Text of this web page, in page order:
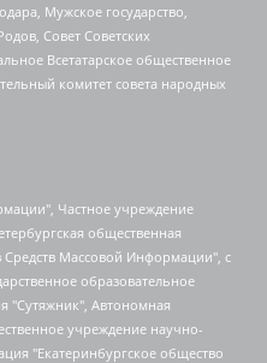
Мужское государство,
Совет Советских
Всетатарское общественное
комитет совета народных
Леонид Яковлевич, Кагарлицкий Борис Юльевич, Климарев Михаил Валерьевич, Милов Владимир Станиславович, Автономная некоммерческая организация Краснодарский центр современного искусства "Типография", Моргенштерн Алишер Тагирович, Соболь Любовь Эдуардовна, Общество с ограниченной ответственностью "ЛИЗА НОРМ", Каспаров Гарри Кимович, Ходорковский Михаил Борисович, Общество с ограниченной ответственностью "Апрельские тезисы", Данилович Ирина Брониславовна, Кашин Олег Владимирович, Петров Николай Владимирович, Пивоваров Алексей Владимирович, Соколов Михаил Владимирович, Цветкова Юлия Владимировна, Чичваркин Евгений Александрович, Комитет против пыток/Команда против пыток, Общество с ограниченной ответственностью "Первый научный", Общество с ограниченной ответственностью "Вертолет и ко", Белоцерковская Вероника Борисовна, Кац Максим Евгеньевич, Лазарева Татьяна Юрьевна, Шаведдинов Руслан Табризович, Яшин Илья Валерьевич, Общество с ограниченной ответственностью "Иноагент ААВ", Алешковский Дмитрий Петрович, Альбац Евгения Марковна, Быков Дмитрий Львович, Галямина Юлия Евгеньевна, Лойко Сергей Леонидович, Мартынов Кирилл Константинович, Медведев Сергей Александрович, Крашенинников Федор Геннадиевич, Гордеева Катерина Вл